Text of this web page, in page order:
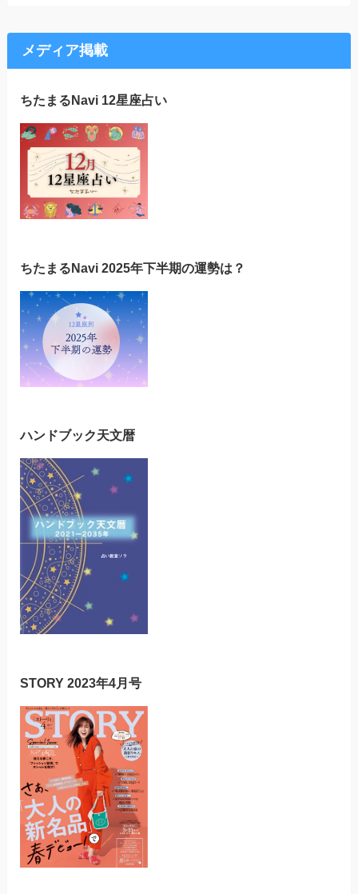
メディア掲載
ちたまるNavi 12星座占い
ちたまるNavi 2025年下半期の運勢は？
ハンドブック天文暦
STORY 2023年4月号